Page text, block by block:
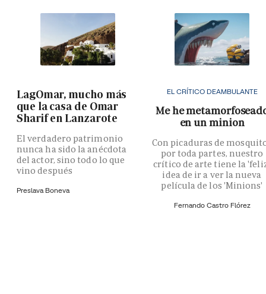
LagOmar, mucho más
que la casa de Omar
Sharif en Lanzarote
El verdadero patrimonio
nunca ha sido la anécdota
del actor, sino todo lo que
vino después
Preslava Boneva
EL CRÍTICO DEAMBULANTE
Me he
en un minion
Con picaduras de
por toda partes, nuestro
crítico de arte tiene la
idea de ir a ver la nueva
película de los 'Minions'
Fernando Castro Flórez